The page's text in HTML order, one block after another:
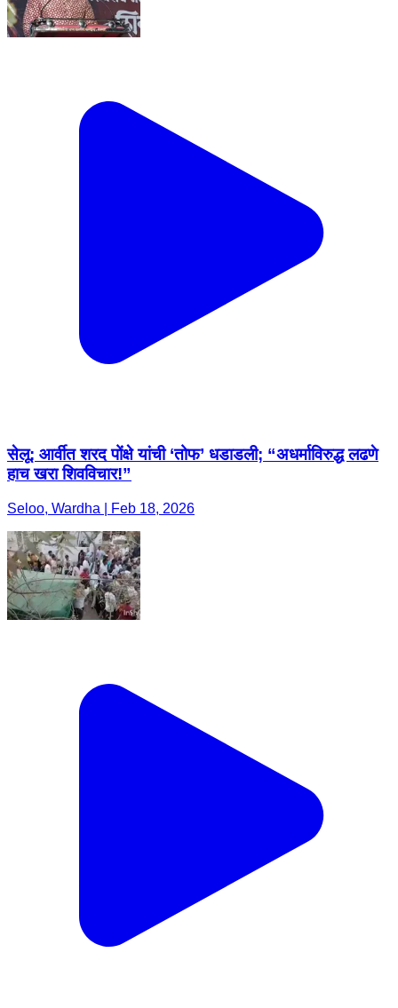
सेलू: आर्वीत शरद पोंक्षे यांची ‘तोफ’ धडाडली; “अधर्माविरुद्ध लढणे
हाच खरा शिवविचार!”
Seloo, Wardha | Feb 18, 2026